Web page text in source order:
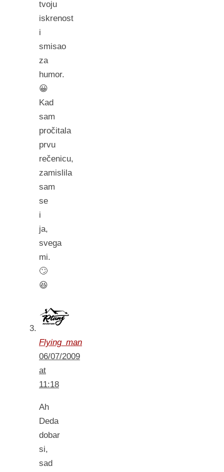
tvoju
iskrenost
i
smisao
za
humor.
😀
Kad
sam
pročitala
prvu
rečenicu,
zamislila
sam
se
i
ja,
svega
mi.
🙄
😆
Flying_man
06/07/2009
at
11:18
Ah
Deda
dobar
si,
sad